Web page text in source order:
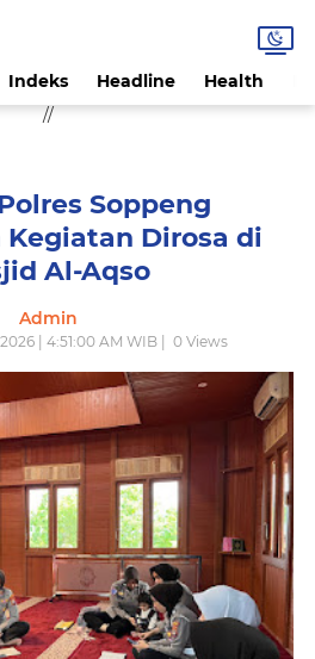
Indeks Headline Health
//
Soppeng
Dirosa di
Al-Aqso
Admin
| 4:51:00 AM WIB | 0Views